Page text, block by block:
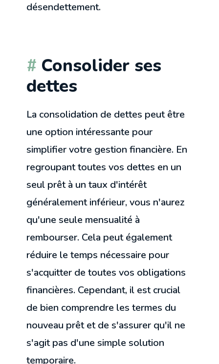
désendettement.
Consolider ses
dettes
La consolidation de dettes peut être
une option intéressante pour
simplifier votre gestion financière. En
regroupant toutes vos dettes en un
seul prêt à un taux d'intérêt
généralement inférieur, vous n'aurez
qu'une seule mensualité à
rembourser. Cela peut également
réduire le temps nécessaire pour
s'acquitter de toutes vos obligations
financières. Cependant, il est crucial
de bien comprendre les termes du
nouveau prêt et de s'assurer qu'il ne
s'agit pas d'une simple solution
temporaire.